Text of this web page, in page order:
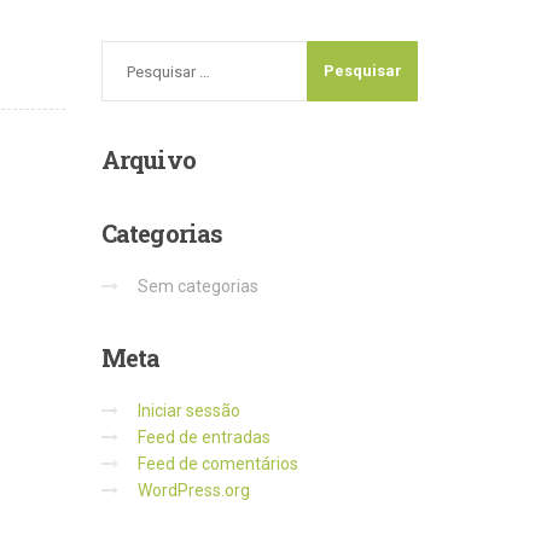
Arquivo
Categorias
Sem categorias
Meta
Iniciar sessão
Feed de entradas
Feed de comentários
WordPress.org